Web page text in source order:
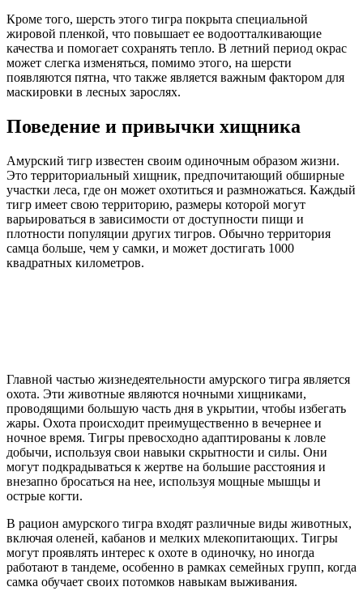
Кроме того, шерсть этого тигра покрыта специальной
жировой пленкой, что повышает ее водоотталкивающие
качества и помогает сохранять тепло. В летний период окрас
может слегка изменяться, помимо этого, на шерсти
появляются пятна, что также является важным фактором для
маскировки в лесных зарослях.
Поведение и привычки хищника
Амурский тигр известен своим одиночным образом жизни.
Это территориальный хищник, предпочитающий обширные
участки леса, где он может охотиться и размножаться. Каждый
тигр имеет свою территорию, размеры которой могут
варьироваться в зависимости от доступности пищи и
плотности популяции других тигров. Обычно территория
самца больше, чем у самки, и может достигать 1000
квадратных километров.
Главной частью жизнедеятельности амурского тигра является
охота. Эти животные являются ночными хищниками,
проводящими большую часть дня в укрытии, чтобы избегать
жары. Охота происходит преимущественно в вечернее и
ночное время. Тигры превосходно адаптированы к ловле
добычи, используя свои навыки скрытности и силы. Они
могут подкрадываться к жертве на большие расстояния и
внезапно бросаться на нее, используя мощные мышцы и
острые когти.
В рацион амурского тигра входят различные виды животных,
включая оленей, кабанов и мелких млекопитающих. Тигры
могут проявлять интерес к охоте в одиночку, но иногда
работают в тандеме, особенно в рамках семейных групп, когда
самка обучает своих потомков навыкам выживания.